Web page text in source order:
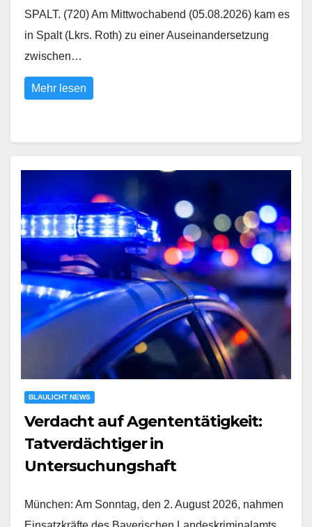
SPALT. (720) Am Mittwochabend (05.08.2026) kam es
in Spalt (Lkrs. Roth) zu einer Auseinandersetzung
zwischen…
Mehr lesen
BLAULICHT NEWS
Verdacht auf Agententätigkeit:
Tatverdächtiger in
Untersuchungshaft
München: Am Sonntag, den 2. August 2026, nahmen